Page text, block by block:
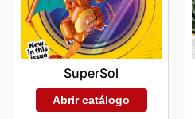
SuperSol
Abrir catálogo